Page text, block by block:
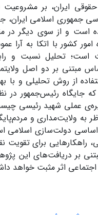
ایران، بر
جمهوری اسلامی ایران،
است و از سوی دیگر در
کشور با اتکا به آرا
است؛ تحلیل نسبت و
مبتنی بر دو اصل
از روش تحلیلی و با
جایگاه رئیس‌جمهور در
عملی شهید رئیسی
ولایت‌مداری و
اساسی دولت‌سازی اسلامی
راهکارهایی برای
بر دریافت‌های این
اجتماعی اثر مثبت خواهد